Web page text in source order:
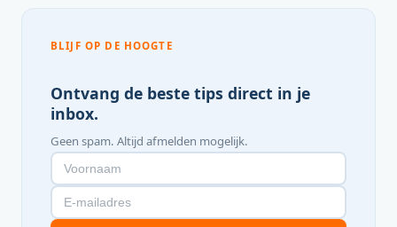
BLIJF OP DE HOOGTE
Ontvang de beste tips direct in je
inbox.
Geen spam. Altijd afmelden mogelijk.